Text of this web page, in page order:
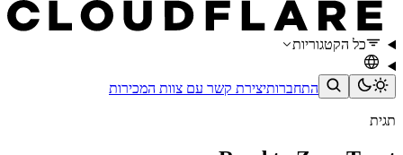
כל הקטגוריות
התחברותיצירת קשר עם צוות המכירות
תגית